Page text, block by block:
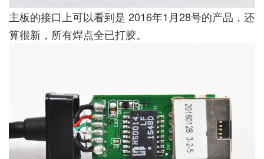
主板的接口上可以看到是 2016年1月28号的产品，还
算很新，所有焊点全已打胶。